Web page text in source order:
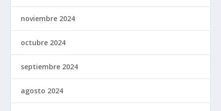
noviembre 2024
octubre 2024
septiembre 2024
agosto 2024